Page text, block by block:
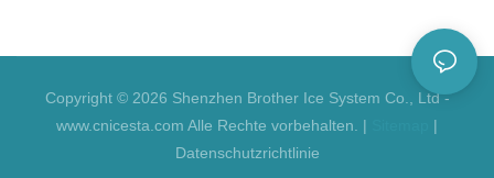
Copyright © 2026 Shenzhen Brother Ice System Co., Ltd -
www.cnicesta.com Alle Rechte vorbehalten. |
|
Datenschutzrichtlinie